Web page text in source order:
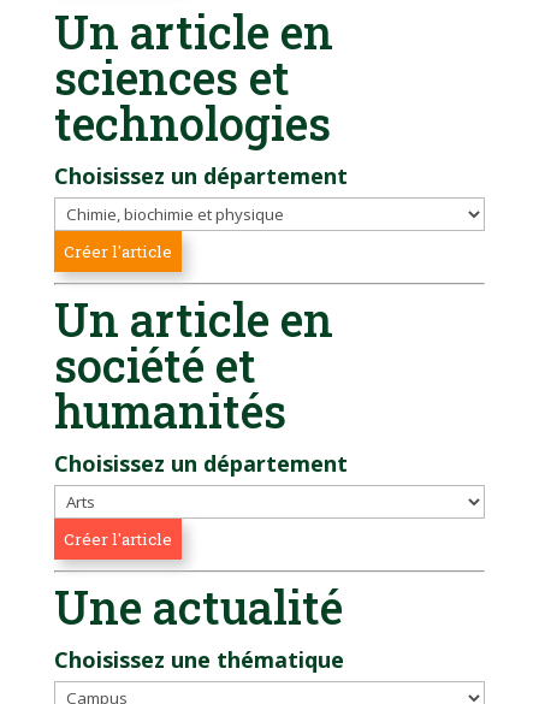
Un article en
sciences et
technologies
Choisissez un département
Un article en
société et
humanités
Choisissez un département
Une actualité
Choisissez une thématique